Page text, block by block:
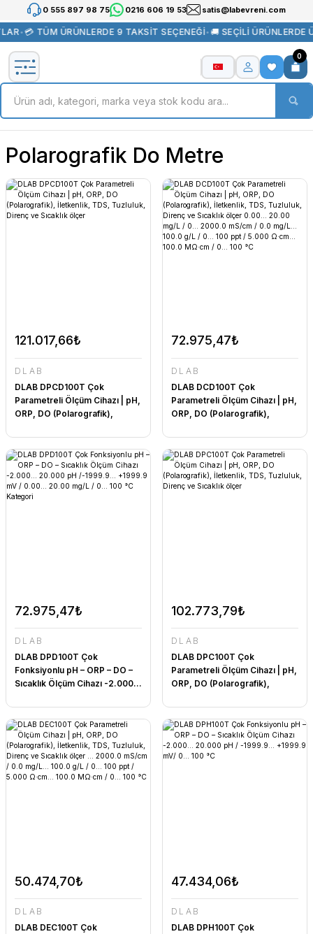
0 555 897 98 75 0216 606 19 53 satis@labevreni.com
•💳 TÜM ÜRÜNLERDE 9 TAKSİT SEÇENEĞİ•🚚 SEÇİLİ ÜRÜNLERDE
0
Polarografik Do Metre
121.017,66₺
DLAB
DLAB DPCD100T Çok
Parametreli Ölçüm Cihazı | pH,
ORP, DO (Polarografik),
Direnç ve Sıcaklık ölçer
72.975,47₺
DLAB
DLAB DCD100T Çok
Parametreli Ölçüm Cihazı | pH,
ORP, DO (Polarografik),
Direnç ve Sıcaklık ölçer 0.00...
20.00 mg/L / 0... 2000.0
mS/cm / 0.0 mg/L... 100.0 g/L
/ 0... 100 ppt / 5.000 Ω·cm...
100.0 MΩ·cm / 0... 100 °C
72.975,47₺
DLAB
DLAB DPD100T Çok
Fonksiyonlu pH – ORP – DO –
Sıcaklık Ölçüm Cihazı -2.000...
+1999.9 mV / 0.00... 20.00
mg/L / 0... 100 °C Kategori
102.773,79₺
DLAB
DLAB DPC100T Çok
Parametreli Ölçüm Cihazı | pH,
ORP, DO (Polarografik),
Direnç ve Sıcaklık ölçer
50.474,70₺
DLAB
DLAB DEC100T Çok
47.434,06₺
DLAB
DLAB DPH100T Çok